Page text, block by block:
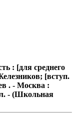
: [для среднего
[вступ.
. - Москва :
- (Школьная